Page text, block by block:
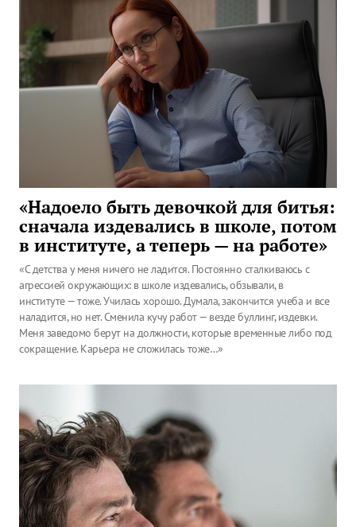
«Надоело быть девочкой для битья:
сначала издевались в школе, потом
в институте, а теперь — на работе»
«С детства у меня ничего не ладится. Постоянно сталкиваюсь с
агрессией окружающих: в школе издевались, обзывали, в
институте — тоже. Училась хорошо. Думала, закончится учеба и все
наладится, но нет. Сменила кучу работ — везде буллинг, издевки.
Меня заведомо берут на должности, которые временные либо под
сокращение. Карьера не сложилась тоже…»